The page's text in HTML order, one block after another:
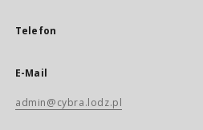
Telefon
E-Mail
admin@cybra.lodz.pl